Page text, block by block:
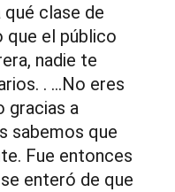
qué clase de
que el público
nadie te
. …No eres
gracias a
sabemos que
Fue entonces
enteró de que